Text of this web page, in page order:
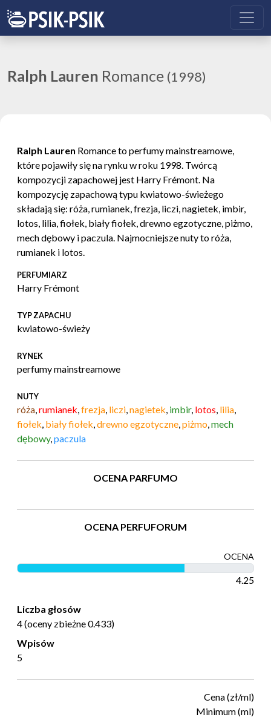
Ralph Lauren Romance (1998)
Ralph Lauren Romance to perfumy mainstreamowe,
które pojawiły się na rynku w roku 1998. Twórcą
kompozycji zapachowej jest Harry Frémont. Na
kompozycję zapachową typu kwiatowo-świeżego
składają się: róża, rumianek, frezja, liczi, nagietek, imbir,
lotos, lilia, fiołek, biały fiołek, drewno egzotyczne, piżmo,
mech dębowy i paczula. Najmocniejsze nuty to róża,
rumianek i lotos.
PERFUMIARZ
Harry Frémont
TYP ZAPACHU
kwiatowo-świeży
RYNEK
perfumy mainstreamowe
NUTY
róża,rumianek,frezja, liczi,nagietek, imbir, lotos, lilia,
fiołek, biały fiołek,drewno egzotyczne,piżmo,mech
dębowy,paczula
OCENA PARFUMO
OCENA PERFUFORUM
OCENA
4.25
Liczba głosów
4 (oceny zbieżne 0.433)
Wpisów
5
Cena (zł/ml)
Minimum (ml)